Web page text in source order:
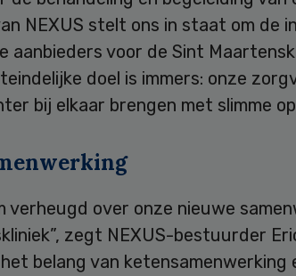
NEXUS stelt ons in staat om de
aanbieders voor de Sint
doel is immers: onze
bij elkaar brengen met slimme
verheugd over onze nieuwe
zegt NEXUS-bestuurder
belang van ketensamenwerking